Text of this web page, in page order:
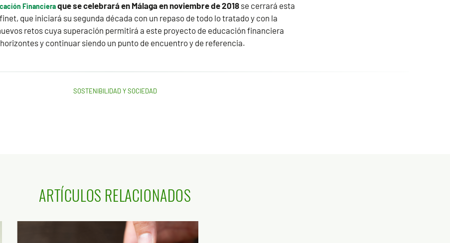
Financieraque se celebrará en Málaga en noviembre de 2018 se cerrará esta
que iniciará su segunda década con un repaso de todo lo tratado y con la
retos cuya superación permitirá a este proyecto de educación financiera
y continuar siendo un punto de encuentro y de referencia.
SOSTENIBILIDAD Y SOCIEDAD
ARTÍCULOS RELACIONADOS